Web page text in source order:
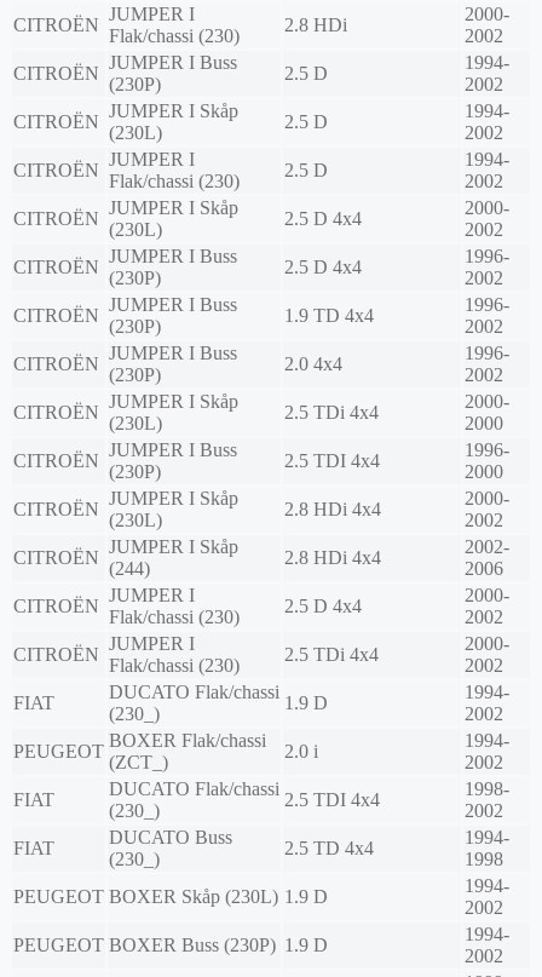
CITROËN
JUMPER I
Flak/chassi (230)
2.8 HDi
2000-
2002
CITROËN
JUMPER I Buss
(230P)
2.5 D
1994-
2002
CITROËN
JUMPER I Skåp
(230L)
2.5 D
1994-
2002
CITROËN
JUMPER I
Flak/chassi (230)
2.5 D
1994-
2002
CITROËN
JUMPER I Skåp
(230L)
2.5 D 4x4
2000-
2002
CITROËN
JUMPER I Buss
(230P)
2.5 D 4x4
1996-
2002
CITROËN
JUMPER I Buss
(230P)
1.9 TD 4x4
1996-
2002
CITROËN
JUMPER I Buss
(230P)
2.0 4x4
1996-
2002
CITROËN
JUMPER I Skåp
(230L)
2.5 TDi 4x4
2000-
2000
CITROËN
JUMPER I Buss
(230P)
2.5 TDI 4x4
1996-
2000
CITROËN
JUMPER I Skåp
(230L)
2.8 HDi 4x4
2000-
2002
CITROËN
JUMPER I Skåp
(244)
2.8 HDi 4x4
2002-
2006
CITROËN
JUMPER I
Flak/chassi (230)
2.5 D 4x4
2000-
2002
CITROËN
JUMPER I
Flak/chassi (230)
2.5 TDi 4x4
2000-
2002
FIAT
DUCATO Flak/chassi
(230_)
1.9 D
1994-
2002
PEUGEOT
BOXER Flak/chassi
(ZCT_)
2.0 i
1994-
2002
FIAT
DUCATO Flak/chassi
(230_)
2.5 TDI 4x4
1998-
2002
FIAT
DUCATO Buss
(230_)
2.5 TD 4x4
1994-
1998
PEUGEOT BOXER Skåp (230L) 1.9 D
1994-
2002
PEUGEOT BOXER Buss (230P) 1.9 D
1994-
2002